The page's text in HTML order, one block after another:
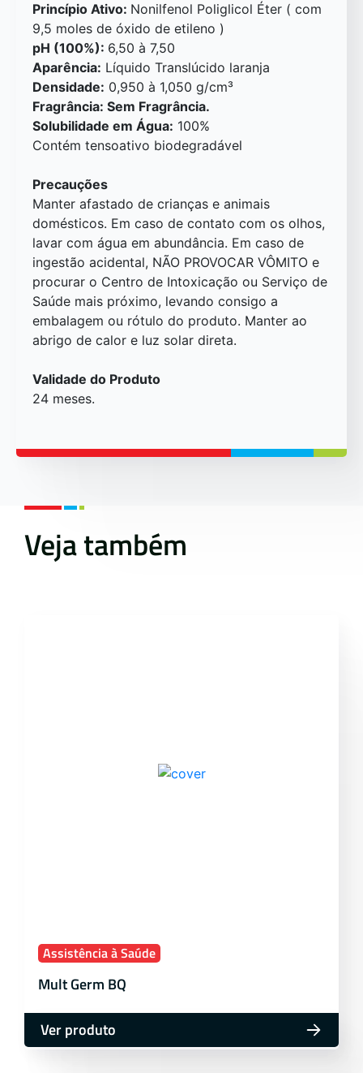
Princípio Ativo: Nonilfenol Poliglicol Éter ( com
9,5 moles de óxido de etileno )
pH (100%): 6,50 à 7,50
Aparência: Líquido Translúcido laranja
Densidade: 0,950 à 1,050 g/cm³
Fragrância: Sem Fragrância.
Solubilidade em Água: 100%
Contém tensoativo biodegradável
Precauções
Manter afastado de crianças e animais
domésticos. Em caso de contato com os olhos,
lavar com água em abundância. Em caso de
ingestão acidental, NÃO PROVOCAR VÔMITO e
procurar o Centro de Intoxicação ou Serviço de
Saúde mais próximo, levando consigo a
embalagem ou rótulo do produto. Manter ao
abrigo de calor e luz solar direta.
Validade do Produto
24 meses.
Veja também
Assistência à Saúde
Mult Germ BQ
Ver produto